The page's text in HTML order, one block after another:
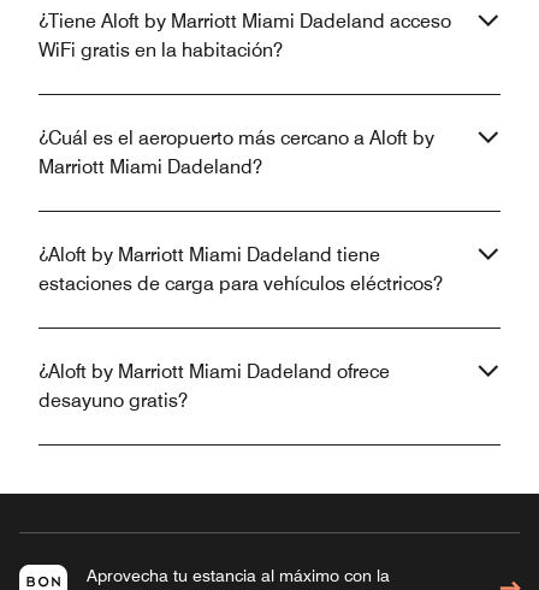
¿Tiene Aloft by Marriott Miami Dadeland acceso
WiFi gratis en la habitación?
¿Cuál es el aeropuerto más cercano a Aloft by
Marriott Miami Dadeland?
¿Aloft by Marriott Miami Dadeland tiene
estaciones de carga para vehículos eléctricos?
¿Aloft by Marriott Miami Dadeland ofrece
desayuno gratis?
Aprovecha tu estancia al máximo con la